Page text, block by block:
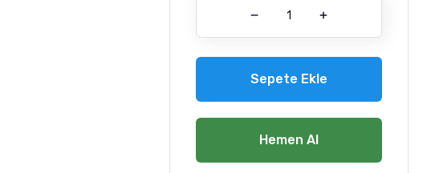
Sepete Ekle
Hemen Al